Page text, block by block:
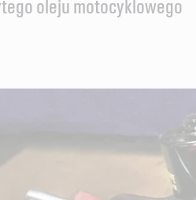
oleju motocyklowego